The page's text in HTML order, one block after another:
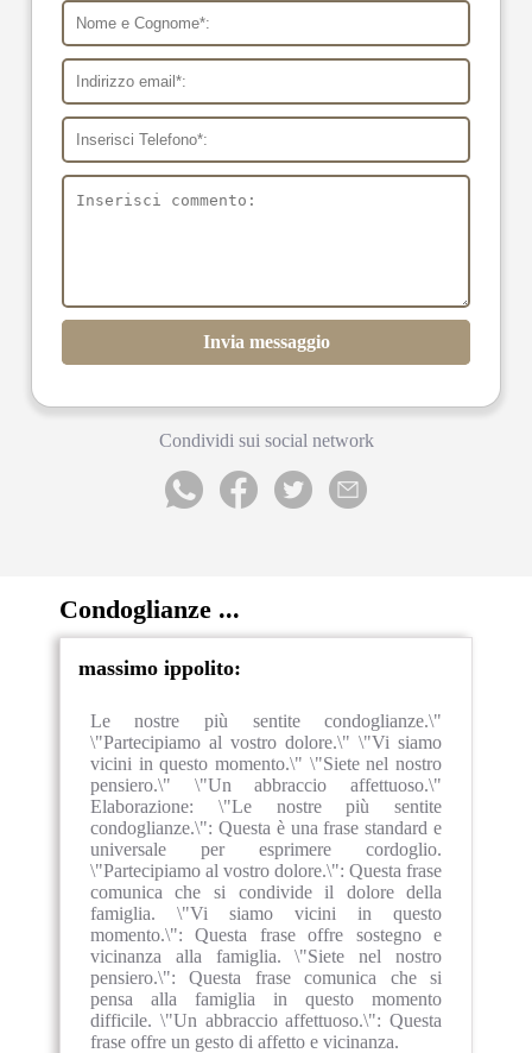
Invia messaggio
Condividi sui social network
Condoglianze ...
massimo ippolito:
Le nostre più sentite condoglianze.\"
\"Partecipiamo al vostro dolore.\" \"Vi siamo
vicini in questo momento.\" \"Siete nel nostro
pensiero.\" \"Un abbraccio affettuoso.\"
Elaborazione: \"Le nostre più sentite
condoglianze.\": Questa è una frase standard e
universale per esprimere cordoglio.
\"Partecipiamo al vostro dolore.\": Questa frase
comunica che si condivide il dolore della
famiglia. \"Vi siamo vicini in questo
momento.\": Questa frase offre sostegno e
vicinanza alla famiglia. \"Siete nel nostro
pensiero.\": Questa frase comunica che si
pensa alla famiglia in questo momento
difficile. \"Un abbraccio affettuoso.\": Questa
frase offre un gesto di affetto e vicinanza.